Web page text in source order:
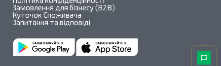
Замовлення для бізнесу (B2B)
Куточок Споживача
Запитання та відповіді